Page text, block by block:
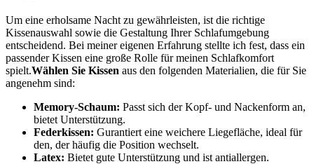
Um eine erholsame Nacht zu gewährleisten, ist die ⁣richtige
Kissenauswahl sowie die Gestaltung Ihrer Schlafumgebung
entscheidend. Bei meiner⁤ eigenen Erfahrung ⁤stellte ich fest, dass ein
passender Kissen eine große ⁢Rolle für meinen⁢ Schlafkomfort
spielt.Wählen Sie Kissen aus ‍den folgenden Materialien, die für Sie
⁢angenehm sind:
Memory-Schaum: Passt sich der⁤ Kopf- und ‌Nackenform an,⁢
bietet Unterstützung.
Federkissen: Gurantiert eine weichere ​Liegefläche, ideal für⁤
den, der häufig die Position wechselt.
Latex: Bietet gute Unterstützung und ist antiallergen.